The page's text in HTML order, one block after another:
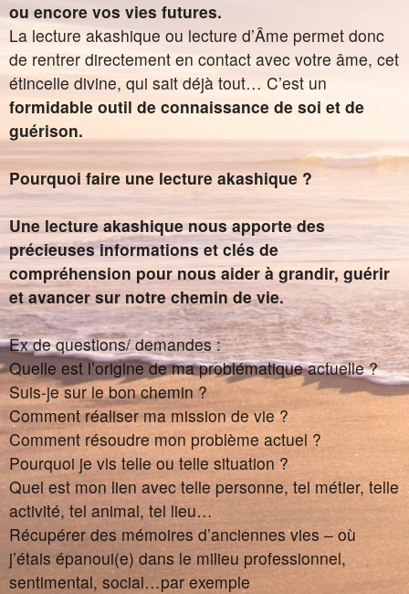
ou encore vos vies futures.
La lecture akashique ou lecture d’Âme permet donc
de rentrer directement en contact avec votre âme, cet
étincelle divine, qui sait déjà tout… C’est un
formidable outil de connaissance de soi et de
guérison.
Pourquoi faire une lecture akashique ?
Une lecture akashique nous apporte des
précieuses informations et clés de
compréhension pour nous aider à grandir, guérir
et avancer sur notre chemin de vie.
Ex de questions/ demandes :
Quelle est l’origine de ma problématique actuelle ?
Suis-je sur le bon chemin ?
Comment réaliser ma mission de vie ?
Comment résoudre mon problème actuel ?
Pourquoi je vis telle ou telle situation ?
Quel est mon lien avec telle personne, tel métier, telle
activité, tel animal, tel lieu…
Récupérer des mémoires d’anciennes vies – où
j’étais épanoui(e) dans le milieu professionnel,
sentimental, social…par exemple